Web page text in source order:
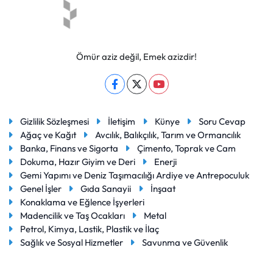
Ömür aziz değil, Emek azizdir!
Gizlilik Sözleşmesi İletişim Künye
Soru Cevap
Ağaç ve Kağıt
Avcılık, Balıkçılık, Tarım ve Ormancılık
Banka, Finans ve Sigorta
Çimento, Toprak ve Cam
Dokuma, Hazır Giyim ve Deri
Enerji
Gemi Yapımı ve Deniz Taşımacılığı Ardiye ve Antrepoculuk
Genel İşler
Gıda Sanayii
İnşaat
Konaklama ve Eğlence İşyerleri
Madencilik ve Taş Ocakları
Metal
Petrol, Kimya, Lastik, Plastik ve İlaç
Sağlık ve Sosyal Hizmetler
Savunma ve Güvenlik